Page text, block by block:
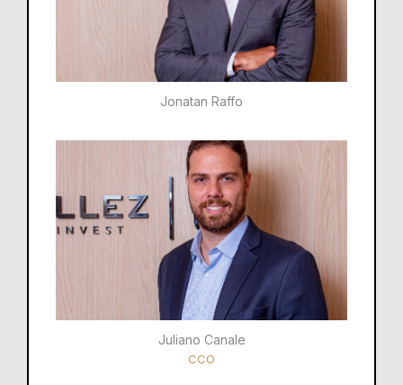
Jonatan Raffo
Juliano Canale
CCO